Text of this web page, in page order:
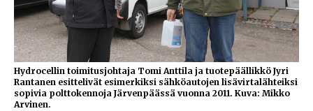
Hydrocellin toimitusjohtaja Tomi Anttila ja tuotepäällikkö Jyri
Rantanen esittelivät esimerkiksi sähköautojen lisävirtalähteiksi
sopivia polttokennoja Järvenpäässä vuonna 2011. Kuva: Mikko
Arvinen.